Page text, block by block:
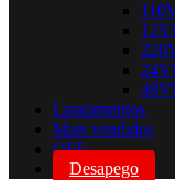
Lançamentos
Mais vendidos
OFF
Desapego